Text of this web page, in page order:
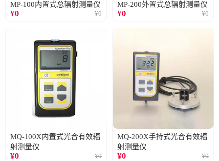
MP-100内置式总辐射测量仪
¥0 ¥0
MP-200外置式总辐射测量仪
¥0 ¥0
MQ-100X内置式光合有效辐
射测量仪
¥0 ¥0
MQ-200X手持式光合有效辐
射测量仪
¥0 ¥0